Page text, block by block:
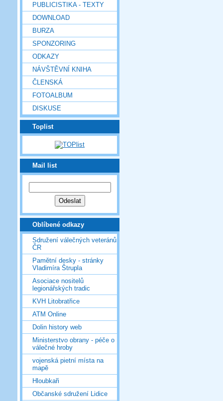
PUBLICISTIKA - TEXTY
DOWNLOAD
BURZA
SPONZORING
ODKAZY
NÁVŠTĚVNÍ KNIHA
ČLENSKÁ
FOTOALBUM
DISKUSE
Toplist
Mail list
Oblíbené odkazy
Sdružení válečných veteránů
ČR
Pamětní desky - stránky
Vladimíra Štrupla
Asociace nositelů
legionářských tradic
KVH Litobratřice
ATM Online
Dolin history web
Ministerstvo obrany - péče o
válečné hroby
vojenská pietní místa na
mapě
Hloubkaři
Občanské sdružení Lidice